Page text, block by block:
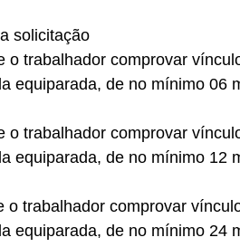
solicitação
o trabalhador comprovar
equiparada, de no mínimo 06
o trabalhador comprovar
equiparada, de no mínimo 12
o trabalhador comprovar
equiparada, de no mínimo 24